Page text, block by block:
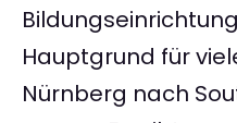
Hauptgrund für
Nürnberg nach